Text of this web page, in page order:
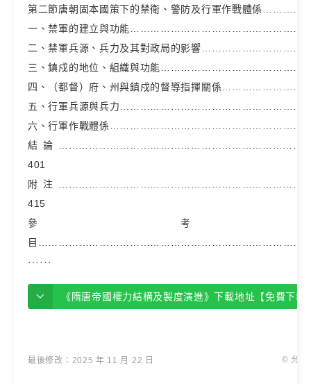
第二節唐朝固本國策下的禁衛、警防及行軍作戰體係
一、禁軍的建立與功能
二、禁軍兵源、兵力及其對政局的影響
三、鎮戍的地位、組織與功能
四、（都督）府、州與鎮戍的督導指揮關係
五、行軍兵源與兵力
六、行軍作戰體係
結論
401
附注
415
參考
目
······
《隋唐帝國權力結構及製度演進》下載地址【免費下載
最後修改：2025 年 11 月 22 日 © 允許